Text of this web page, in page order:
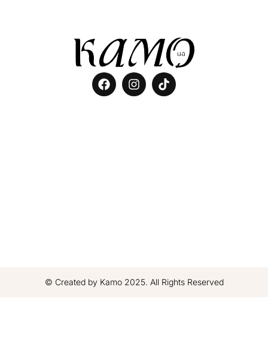
© Created by Kamo 2025. All Rights Reserved